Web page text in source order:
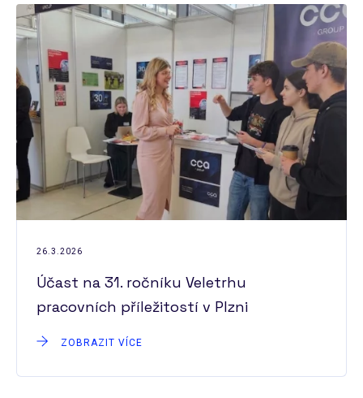
26.3.2026
Účast na 31. ročníku Veletrhu
pracovních příležitostí v Plzni
ZOBRAZIT VÍCE